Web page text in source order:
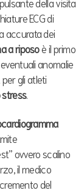
ECG di
accurata dei
a riposoè il primo
anomalie
gli atleti
.
ovvero scalino
il medico
del